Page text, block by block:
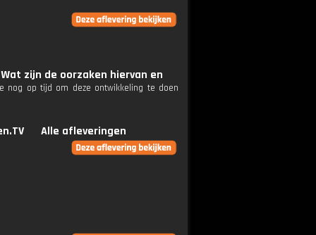
zijn de oorzaken hiervan en
nog op tijd om deze ontwikkeling te doen
Alle afleveringen